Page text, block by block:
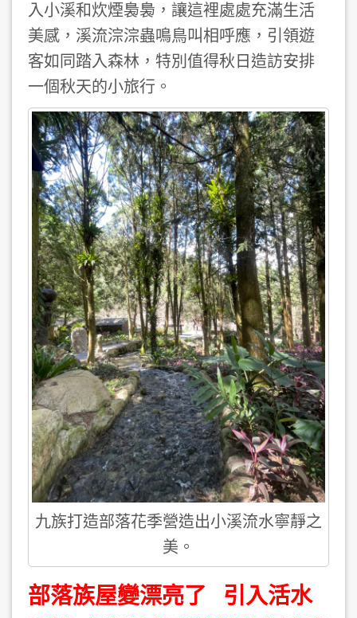
入小溪和炊煙裊裊，讓這裡處處充滿生活
美感，溪流淙淙蟲鳴鳥叫相呼應，引領遊
客如同踏入森林，特別值得秋日造訪安排
一個秋天的小旅行。
九族打造部落花季營造出小溪流水寧靜之
美。
部落族屋變漂亮了 引入活水